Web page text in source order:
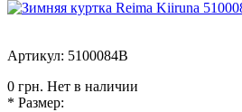
Артикул: 5100084B
0 грн. Нет в наличии
* Размер: